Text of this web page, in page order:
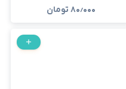
۸۰٫۰۰۰ تومان